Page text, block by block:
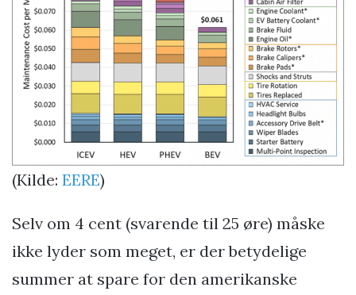
(Kilde: EERE)
Selv om 4 cent (svarende til 25 øre) måske
ikke lyder som meget, er der betydelige
summer at spare for den amerikanske